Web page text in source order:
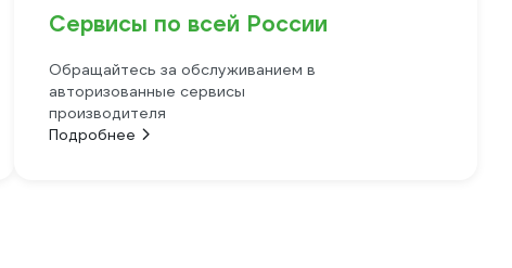
Сервисы по всей России
Обращайтесь за обслуживанием в
авторизованные сервисы
производителя
Подробнее